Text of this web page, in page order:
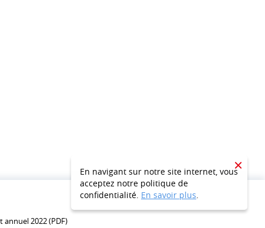
CLOSE
En navigant sur notre site internet, vous
acceptez notre politique de
confidentialité. En savoir plus.
annuel 2022 (PDF)